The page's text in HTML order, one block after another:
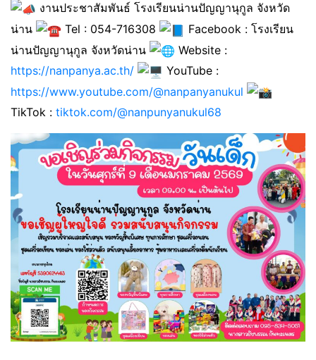
งานประชาสัมพันธ์ โรงเรียนน่านปัญญานุกูล จังหวัด
น่าน
Tel : 054-716308
Facebook : โรงเรียน
น่านปัญญานุกูล จังหวัดน่าน
Website :
https://nanpanya.ac.th/
YouTube :
https://www.youtube.com/@nanpanyanukul
TikTok : tiktok.com/@nanpunyanukul68